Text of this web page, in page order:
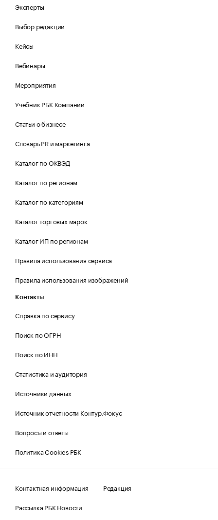
Эксперты
Выбор редакции
Кейсы
Вебинары
Мероприятия
Учебник РБК Компании
Статьи о бизнесе
Словарь PR и маркетинга
Каталог по ОКВЭД
Каталог по регионам
Каталог по категориям
Каталог торговых марок
Каталог ИП по регионам
Правила использования сервиса
Правила использования изображений
Контакты
Справка по сервису
Поиск по ОГРН
Поиск по ИНН
Статистика и аудитория
Источники данных
Источник отчетности Контур.Фокус
Вопросы и ответы
Политика Cookies РБК
Контактная информация
Редакция
Рассылка РБК Новости